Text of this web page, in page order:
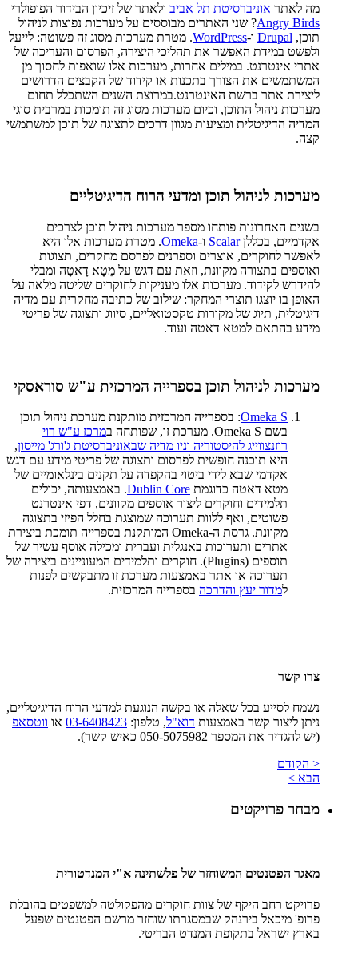
מה לאתר אוניברסיטת תל אביב ולאתר של זיכיון הבידור הפופולרי
Angry Birds? שני האתרים מבוססים על מערכות נפוצות לניהול
תוכן, Drupal ו-WordPress. מטרת מערכות מסוג זה פשוטה: לייעל
ולפשט במידת האפשר את תהליכי היצירה, הפרסום והעריכה של
אתרי אינטרנט. במילים אחרות, מערכות אלו שואפות לחסוך מן
המשתמשים את הצורך בתכנות או קידוד של הקבצים הדרושים
ליצירת אתר ברשת האינטרנט.במרוצת השנים השתכלל תחום
מערכות ניהול התוכן, וכיום מערכות מסוג זה תומכות במרבית סוגי
המדיה הדיגיטלית ומציעות מגוון דרכים לתצוגה של תוכן למשתמשי
קצה.
מערכות לניהול תוכן ומדעי הרוח הדיגיטליים
בשנים האחרונות פותחו מספר מערכות ניהול תוכן לצרכים
אקדמיים, בכללןScalar ו-Omeka. מטרת מערכות אלו היא
לאפשר לחוקרים, אוצרים וספרנים לפרסם מחקרים, תצוגות
ואוספים בתצורה מקוונת, וזאת עם דגש על מֵטָא דָאטָה ומבלי
להידרש לקידוד. מערכות אלו מעניקות לחוקרים שליטה מלאה על
האופן בו יוצגו תוצרי המחקר: שילוב של כתיבה מחקרית עם מדיה
דיגיטלית, תיוג של מקורות טקסטואליים, סיווג ותצוגה של פריטי
מידע בהתאם למטא דאטה ועוד.
מערכות לניהול תוכן בספרייה המרכזית ע"ש סוראסקי
Omeka S: בספרייה המרכזית מותקנת מערכת ניהול תוכן
בשם Omeka S. מערכת זו, שפותחה ב
מרכז ע"ש רוי
רוזנצווייג להיסטוריה וניו מדיה שבאוניברסיטת ג'ורג' מייסון,
היא תוכנה חופשית לפרסום ותצוגה של פריטי מידע עם דגש
אקדמי שבא לידי ביטוי בהקפדה על תקנים בינלאומיים של
מטא דאטה כדוגמת Dublin Core. באמצעותה, יכולים
תלמידים וחוקרים ליצור אוספים מקוונים, דפי אינטרנט
פשוטים, ואף ללוות תערוכה שמוצגת בחלל הפיזי בתצוגה
מקוונת. גרסת ה-Omeka המותקנת בספרייה תומכת ביצירת
אתרים ותערוכות באנגלית ועברית ומכילה אוסף עשיר של
תוספים (Plugins). חוקרים ותלמידים המעוניינים ביצירה של
תערוכה או אתר באמצעות מערכת זו מתבקשים לפנות
למדור יעץ והדרכה בספרייה המרכזית.
צרו קשר
נשמח לסייע בכל שאלה או בקשה הנוגעת למדעי הרוח הדיגיטליים,
ניתן ליצור קשר באמצעות דוא"ל, טלפון: 03-6408423 או ווטסאפ
(יש להגדיר את המספר 050-5075982 כאיש קשר).
< הקודם
הבא >
מבחר פרויקטים
מאגר הפטנטים המשוחזר של פלשתינה א"י המנדטורית
פרויקט רחב היקף של צוות חוקרים מהפקולטה למשפטים בהובלת
פרופ' מיכאל בירנהק שבמסגרתו שוחזר מרשם הפטנטים שפעל
בארץ ישראל בתקופת המנדט הבריטי.